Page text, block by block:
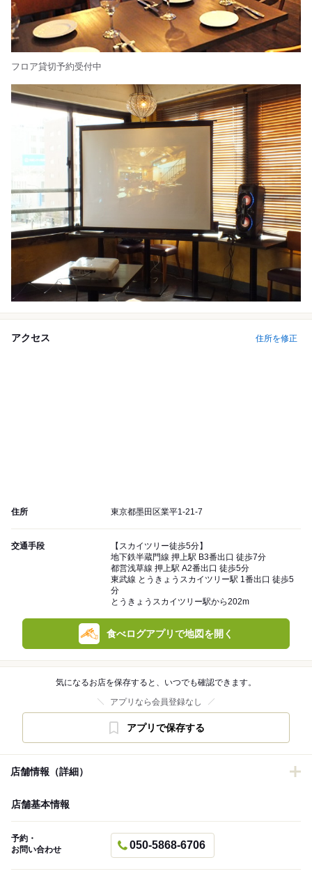
フロア貸切予約受付中
アクセス 住所を修正
住所 東京都墨田区業平1-21-7
交通手段
【スカイツリー徒歩5分】
地下鉄半蔵門線 押上駅 B3番出口 徒歩7分
都営浅草線 押上駅 A2番出口 徒歩5分
東武線 とうきょうスカイツリー駅 1番出口 徒歩5
分
とうきょうスカイツリー駅から202m
食べログアプリで地図を開く
気になるお店を保存すると、いつでも確認できます。
アプリなら会員登録なし
アプリで保存する
店舗情報（詳細）
店舗基本情報
予約・
お問い合わせ
050-5868-6706